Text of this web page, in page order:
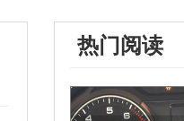
热门阅读